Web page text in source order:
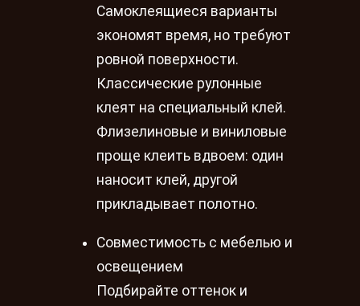
Самоклеящиеся варианты
экономят время, но требуют
ровной поверхности.
Классические рулонные
клеят на специальный клей.
Флизелиновые и виниловые
проще клеить вдвоем: один
наносит клей, другой
прикладывает полотно.
Совместимость с мебелью и
освещением
Подбирайте оттенок и